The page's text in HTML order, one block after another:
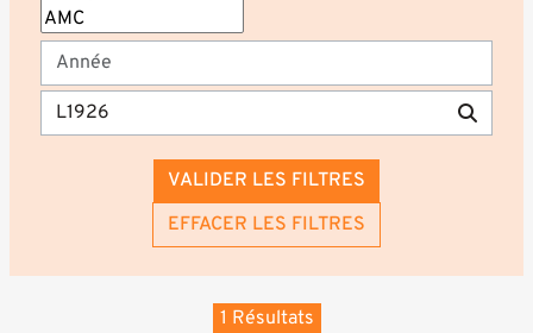
VALIDER LES FILTRES
EFFACER LES FILTRES
1 Résultats